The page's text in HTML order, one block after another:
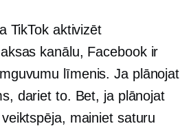
TikTok aktivizēt
kanālu, Facebook ir
līmenis. Ja plānojat
dariet to. Bet, ja plānojat
mainiet saturu